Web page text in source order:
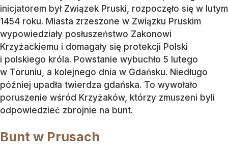
inicjatorem był Związek Pruski, rozpoczęło się w lutym
1454 roku. Miasta zrzeszone w Związku Pruskim
wypowiedziały posłuszeństwo Zakonowi
Krzyżackiemu i domagały się protekcji Polski
i polskiego króla. Powstanie wybuchło 5 lutego
w Toruniu, a kolejnego dnia w Gdańsku. Niedługo
później upadła twierdza gdańska. To wywołało
poruszenie wśród Krzyżaków, którzy zmuszeni byli
odpowiedzieć zbrojnie na bunt.
Bunt w Prusach